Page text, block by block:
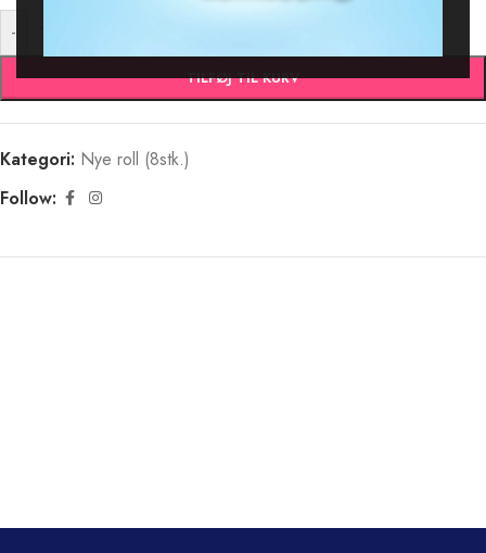
-
TILFØJ TIL KURV
Kategori: Nye roll (8stk.)
Follow: